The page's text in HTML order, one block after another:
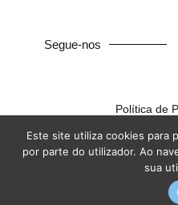
Segue-nos
Política de
©2026ISCF. Feito
Este site utiliza cookies para
por parte do utilizador. Ao
sua